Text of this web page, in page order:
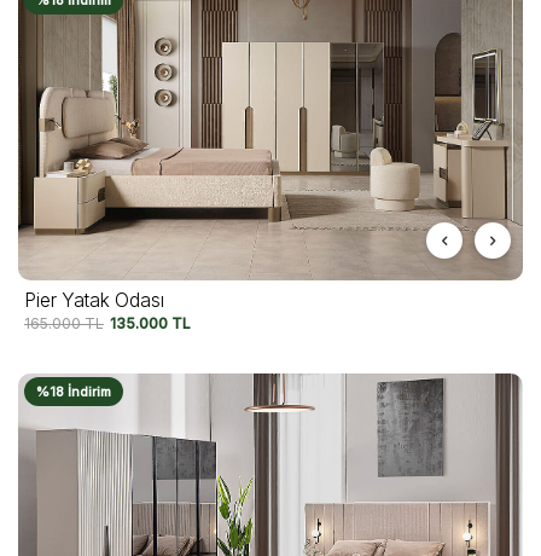
Pier Yatak Odası
165.000TL 135.000 TL
%18 İndirim